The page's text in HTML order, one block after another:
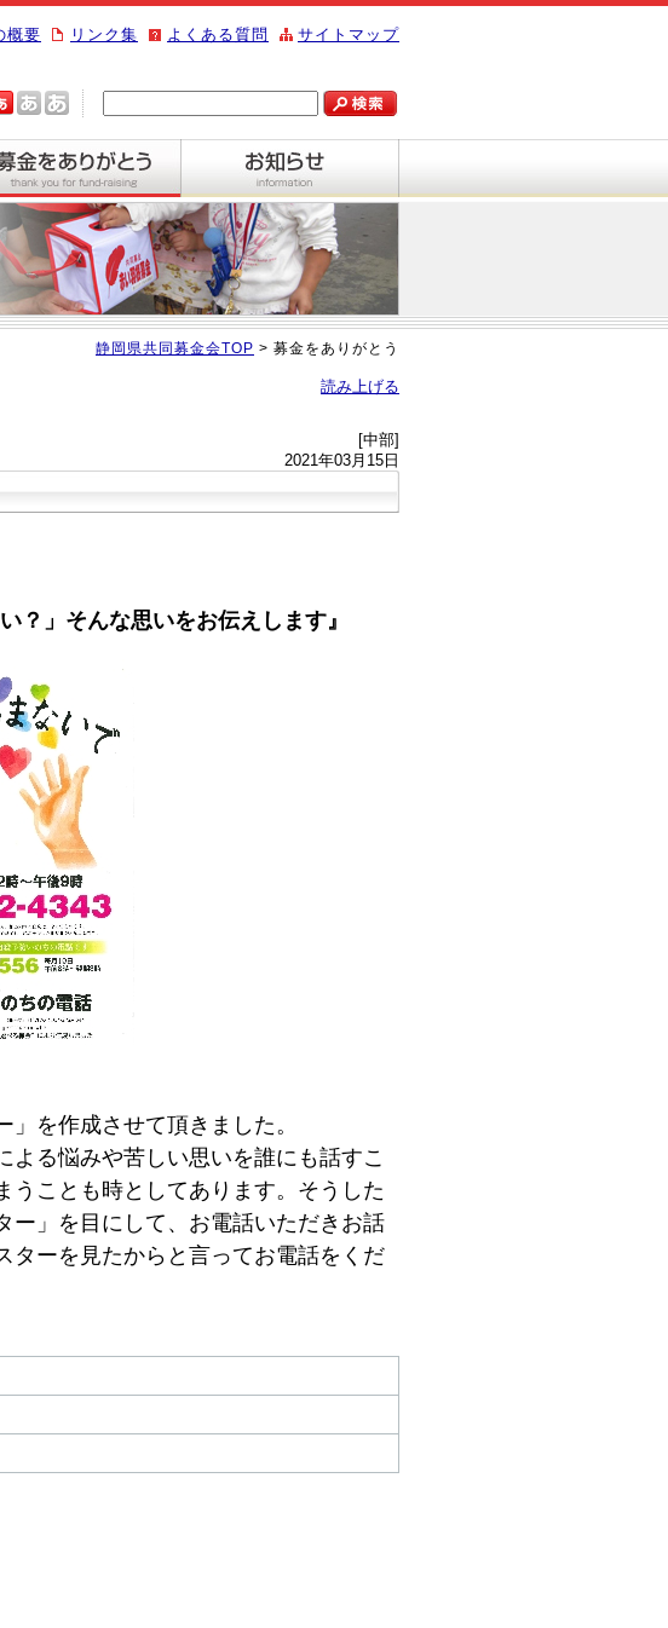
サイトマップ
よくある質問
リンク集
概要
静岡県共同募金会TOP > 募金をありがとう
読み上げる
[中部]
2021年03月15日
？」そんな思いをお伝えします』
を作成させて頂きました。
る悩みや苦しい思いを誰にも話すこ
うことも時としてあります。そうした
ー」を目にして、お電話いただきお話
ターを見たからと言ってお電話をくだ